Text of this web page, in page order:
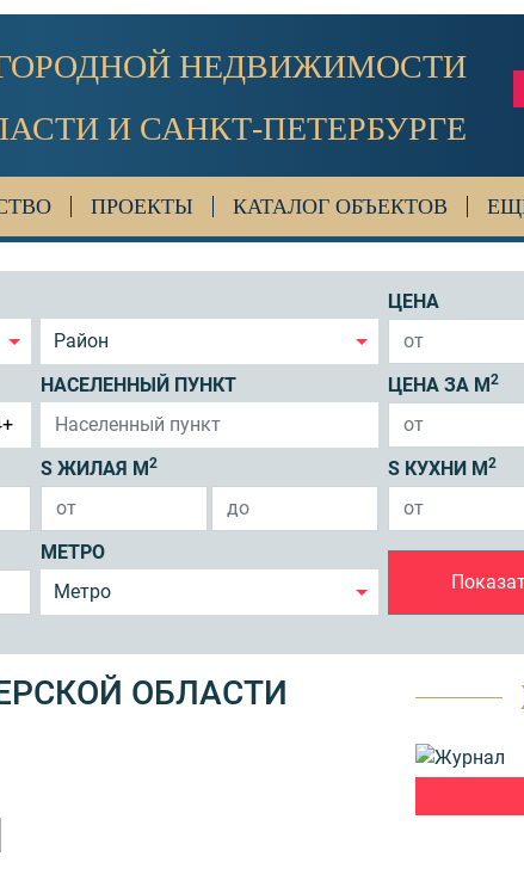
НЕДВИЖИМОСТИ
И САНКТ-ПЕТЕРБУРГЕ
ПРОЕКТЫ КАТАЛОГ ОБЪЕКТОВ
Район
ЦЕНА
НАСЕЛЕННЫЙ ПУНКТ ЦЕНА ЗА М 2
S ЖИЛАЯ М 2 S КУХНИ М 2
МЕТРО
Метро
ОБЛАСТИ